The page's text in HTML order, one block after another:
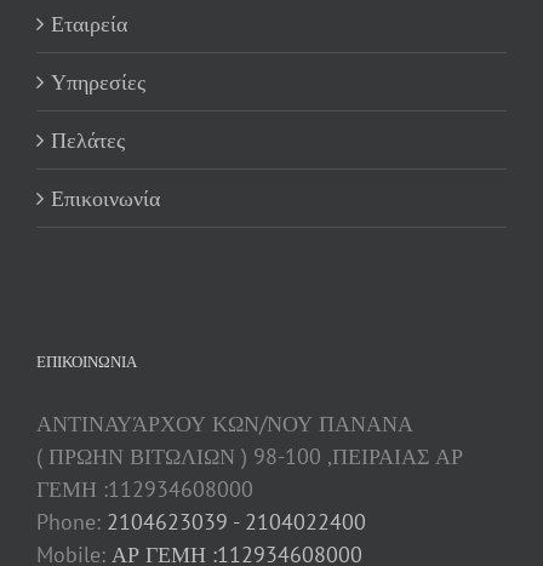
Εταιρεία
Υπηρεσίες
Πελάτες
Επικοινωνία
ΕΠΙΚΟΙΝΩΝΊΑ
ΑΝΤΙΝΑΥΆΡΧΟΥ ΚΩΝ/ΝΟΥ ΠΑΝΑΝΑ
( ΠΡΩΗΝ ΒΙΤΩΛΙΩΝ ) 98-100 ,ΠΕΙΡΑΙΑΣ ΑΡ
ΓΕΜΗ :112934608000
Phone: 2104623039 - 2104022400
Mobile: ΑΡ ΓΕΜΗ :112934608000